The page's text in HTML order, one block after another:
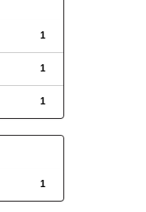
1
1
1
1